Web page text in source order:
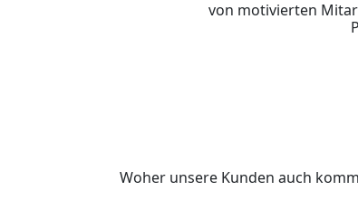
von motivierten
Woher unsere Kunden auch